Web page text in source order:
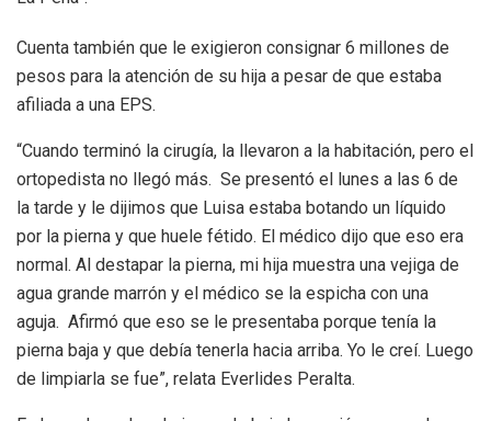
Cuenta también que le exigieron consignar 6 millones de
pesos para la atención de su hija a pesar de que estaba
afiliada a una EPS.
“Cuando terminó la cirugía, la llevaron a la habitación, pero el
ortopedista no llegó más. Se presentó el lunes a las 6 de
la tarde y le dijimos que Luisa estaba botando un líquido
por la pierna y que huele fétido. El médico dijo que eso era
normal. Al destapar la pierna, mi hija muestra una vejiga de
agua grande marrón y el médico se la espicha con una
aguja. Afirmó que eso se le presentaba porque tenía la
pierna baja y que debía tenerla hacia arriba. Yo le creí. Luego
de limpiarla se fue”, relata Everlides Peralta.